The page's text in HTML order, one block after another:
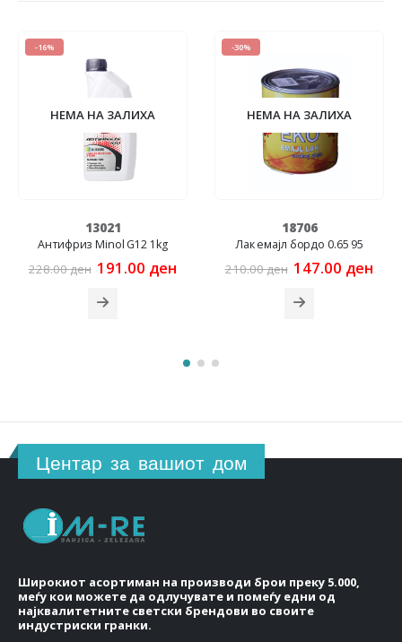
-16%
НЕМА НА ЗАЛИХА
13021
Антифриз Minol G12 1kg
228.00ден Original
was:
228.00 ден.
191.00 ден Current
-30%
НЕМА НА ЗАЛИХА
18706
Лак емајл бордо 0.65 95
210.00ден Original
was:
210.00 ден.
147.00 ден
Центар за вашиот дом
Широкиот асортиман на производи брои преку 5.000,
меѓу кои можете да одлучувате и помеѓу едни од
најквалитетните светски брендови во своите
индустриски гранки.